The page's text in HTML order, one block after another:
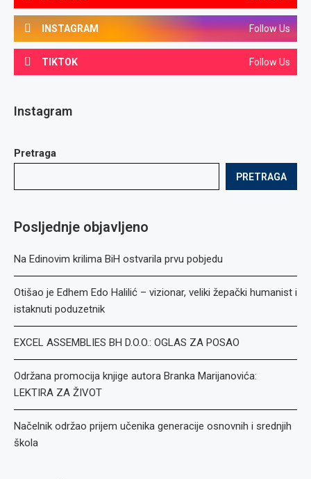
INSTAGRAM Follow Us
TIKTOK Follow Us
Instagram
Pretraga
PRETRAGA
Posljednje objavljeno
Na Edinovim krilima BiH ostvarila prvu pobjedu
Otišao je Edhem Edo Halilić – vizionar, veliki žepački humanist i
istaknuti poduzetnik
EXCEL ASSEMBLIES BH D.O.O.: OGLAS ZA POSAO
Održana promocija knjige autora Branka Marijanovića:
LEKTIRA ZA ŽIVOT
Načelnik održao prijem učenika generacije osnovnih i srednjih
škola